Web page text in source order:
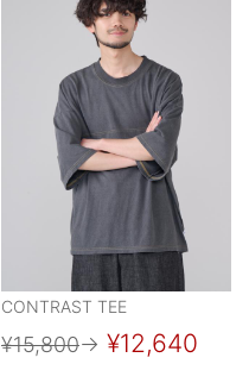
CONTRAST TEE
¥15,800→ ¥12,640